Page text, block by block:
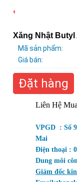
Xăng Nhật Butyl
Mã sản phẩm:
Giá bán:
Đặt hàng
Liên Hệ
VPGD : Số
Mai
Điện thoại :
Dung môi
Giám đốc